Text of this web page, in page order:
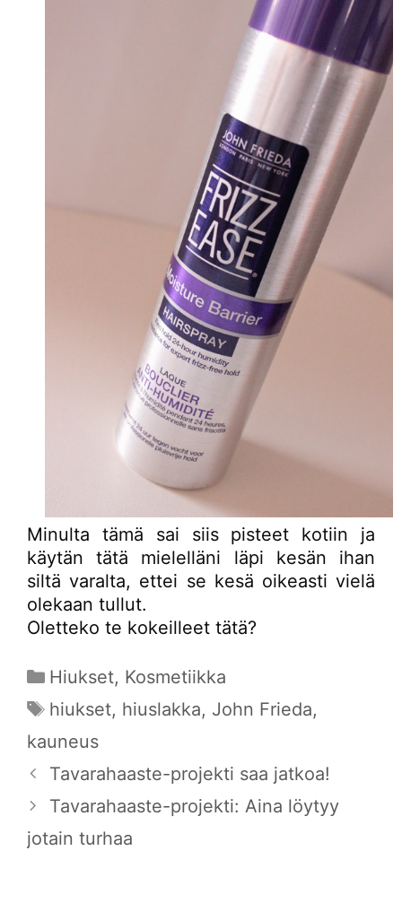
Minulta tämä sai siis pisteet kotiin ja
käytän tätä mielelläni läpi kesän ihan
siltä varalta, ettei se kesä oikeasti vielä
olekaan tullut.
Oletteko te kokeilleet tätä?
Kategoriat
Hiukset, Kosmetiikka
Avainsanat
hiukset, hiuslakka, John Frieda,
kauneus
Tavarahaaste-projekti saa jatkoa!
Tavarahaaste-projekti: Aina löytyy
jotain turhaa